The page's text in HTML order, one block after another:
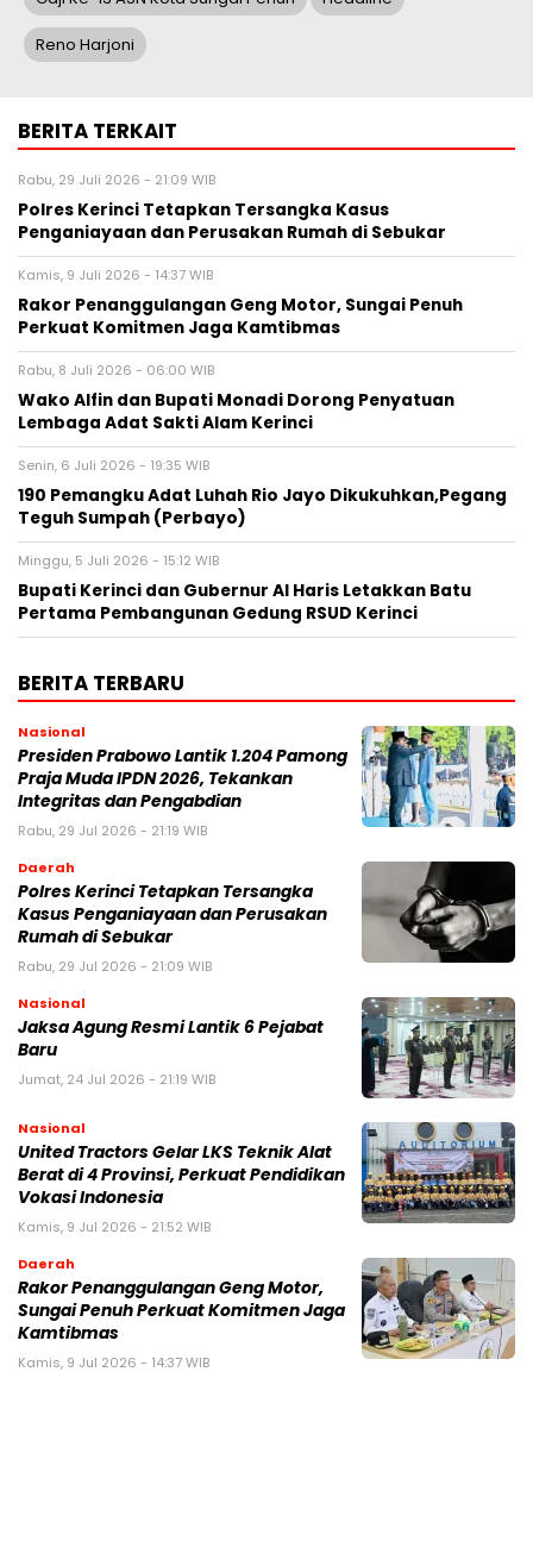
Reno Harjoni
BERITA TERKAIT
Rabu, 29 Juli 2026 - 21:09 WIB
Polres Kerinci Tetapkan Tersangka Kasus
Penganiayaan dan Perusakan Rumah di Sebukar
Kamis, 9 Juli 2026 - 14:37 WIB
Rakor Penanggulangan Geng Motor, Sungai Penuh
Perkuat Komitmen Jaga Kamtibmas
Rabu, 8 Juli 2026 - 06:00 WIB
Wako Alfin dan Bupati Monadi Dorong Penyatuan
Lembaga Adat Sakti Alam Kerinci
Senin, 6 Juli 2026 - 19:35 WIB
190 Pemangku Adat Luhah Rio Jayo Dikukuhkan,Pegang
Teguh Sumpah (Perbayo)
Minggu, 5 Juli 2026 - 15:12 WIB
Bupati Kerinci dan Gubernur Al Haris Letakkan Batu
Pertama Pembangunan Gedung RSUD Kerinci
BERITA TERBARU
Nasional
Presiden Prabowo Lantik 1.204 Pamong
Praja Muda IPDN 2026, Tekankan
Integritas dan Pengabdian
Rabu, 29 Jul 2026 - 21:19 WIB
Daerah
Polres Kerinci Tetapkan Tersangka
Kasus Penganiayaan dan Perusakan
Rumah di Sebukar
Rabu, 29 Jul 2026 - 21:09 WIB
Nasional
Jaksa Agung Resmi Lantik 6 Pejabat
Baru
Jumat, 24 Jul 2026 - 21:19 WIB
Nasional
United Tractors Gelar LKS Teknik Alat
Berat di 4 Provinsi, Perkuat Pendidikan
Vokasi Indonesia
Kamis, 9 Jul 2026 - 21:52 WIB
Daerah
Rakor Penanggulangan Geng Motor,
Sungai Penuh Perkuat Komitmen Jaga
Kamtibmas
Kamis, 9 Jul 2026 - 14:37 WIB